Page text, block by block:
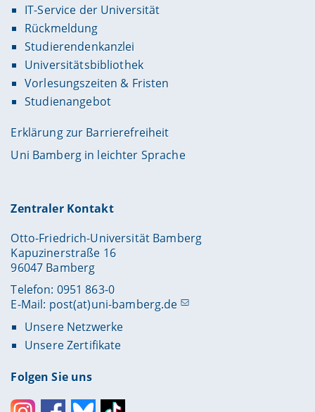
IT-Service der Universität
Rückmeldung
Studierendenkanzlei
Universitätsbibliothek
Vorlesungszeiten & Fristen
Studienangebot
Erklärung zur Barrierefreiheit
Uni Bamberg in leichter Sprache
Zentraler Kontakt
Otto-Friedrich-Universität Bamberg
Kapuzinerstraße 16
96047 Bamberg
Telefon: 0951 863-0
E-Mail: post(at)uni-bamberg.de
Unsere Netzwerke
Unsere Zertifikate
Folgen Sie uns